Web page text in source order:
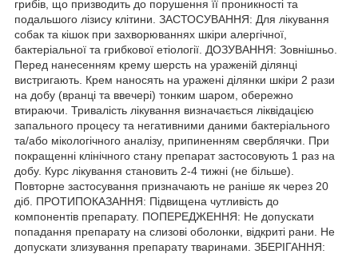
грибів, що призводить до порушення її проникності та
подальшого лізису клітини. ЗАСТОСУВАННЯ: Для лікування
собак та кішок при захворюваннях шкіри алергічної,
бактеріальної та грибкової етіології. ДОЗУВАННЯ: Зовнішньо.
Перед нанесенням крему шерсть на ураженій ділянці
вистригають. Крем наносять на уражені ділянки шкіри 2 рази
на добу (вранці та ввечері) тонким шаром, обережно
втираючи. Тривалість лікування визначається ліквідацією
запального процесу та негативними даними бактеріального
та/або мікологічного аналізу, припиненням сверблячки. При
покращенні клінічного стану препарат застосовують 1 раз на
добу. Курс лікування становить 2-4 тижні (не більше).
Повторне застосування призначають не раніше як через 20
діб. ПРОТИПОКАЗАННЯ: Підвищена чутливість до
компонентів препарату. ПОПЕРЕДЖЕННЯ: Не допускати
попадання препарату на слизові оболонки, відкриті рани. Не
допускати злизування препарату тваринами. ЗБЕРІГАННЯ: